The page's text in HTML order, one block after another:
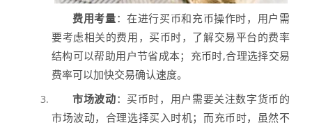
费用考量：在进行买币和充币操作时，用户需
要考虑相关的费用，买币时，了解交易平台的费率
结构可以帮助用户节省成本；充币时,合理选择交易
费率可以加快交易确认速度。
市场波动：买币时，用户需要关注数字货币的
市场波动，合理选择买入时机；而充币时，虽然不